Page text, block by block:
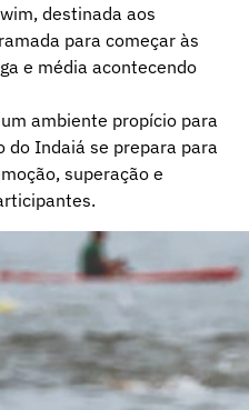
destinada aos
para começar às
e média acontecendo
ambiente propício para
do Indaiá se prepara para
superação e